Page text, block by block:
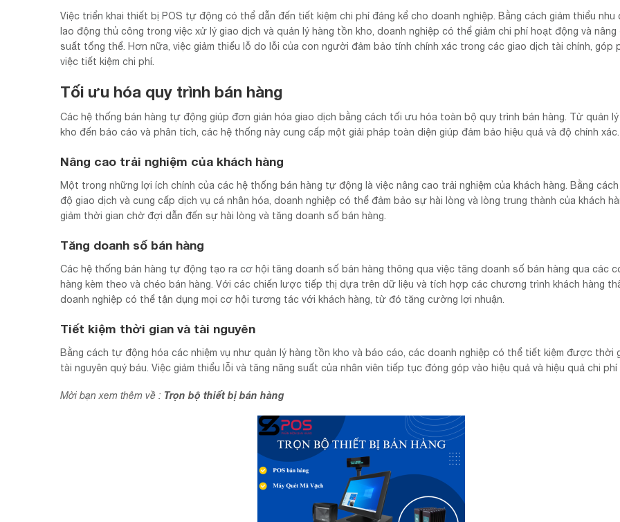
Việc triển khai thiết bị POS tự động có thể dẫn đến tiết kiệm chi phí đáng kể cho doanh nghiệp. Bằng cách giảm thiểu nhu
lao động thủ công trong việc xử lý giao dịch và quản lý hàng tồn kho, doanh nghiệp có thể giảm chi phí hoạt động và nâng
suất tổng thể. Hơn nữa, việc giảm thiểu lỗ do lỗi của con người đảm bảo tính chính xác trong các giao dịch tài chính, góp
việc tiết kiệm chi phí.
Tối ưu hóa quy trình bán hàng
Các hệ thống bán hàng tự động giúp đơn giản hóa giao dịch bằng cách tối ưu hóa toàn bộ quy trình bán hàng. Từ quản
kho đến báo cáo và phân tích, các hệ thống này cung cấp một giải pháp toàn diện giúp đảm bảo hiệu quả và độ chính xác.
Nâng cao trải nghiệm của khách hàng
Một trong những lợi ích chính của các hệ thống bán hàng tự động là việc nâng cao trải nghiệm của khách hàng. Bằng
độ giao dịch và cung cấp dịch vụ cá nhân hóa, doanh nghiệp có thể đảm bảo sự hài lòng và lòng trung thành của khách
giảm thời gian chờ đợi dẫn đến sự hài lòng và tăng doanh số bán hàng.
Tăng doanh số bán hàng
Các hệ thống bán hàng tự động tạo ra cơ hội tăng doanh số bán hàng thông qua việc tăng doanh số bán hàng qua các
hàng kèm theo và chéo bán hàng. Với các chiến lược tiếp thị dựa trên dữ liệu và tích hợp các chương trình khách hàng
doanh nghiệp có thể tận dụng mọi cơ hội tương tác với khách hàng, từ đó tăng cường lợi nhuận.
Tiết kiệm thời gian và tài nguyên
Bằng cách tự động hóa các nhiệm vụ như quản lý hàng tồn kho và báo cáo, các doanh nghiệp có thể tiết kiệm được thời
tài nguyên quý báu. Việc giảm thiểu lỗi và tăng năng suất của nhân viên tiếp tục đóng góp vào hiệu quả và hiệu quả chi phí
Mời bạn xem thêm về : Trọn bộ thiết bị bán hàng